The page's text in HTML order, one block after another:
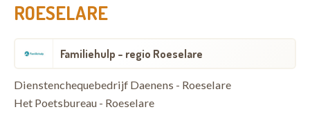
ROESELARE
Familiehulp - regio Roeselare
Dienstenchequebedrijf Daenens - Roeselare
Het Poetsbureau - Roeselare